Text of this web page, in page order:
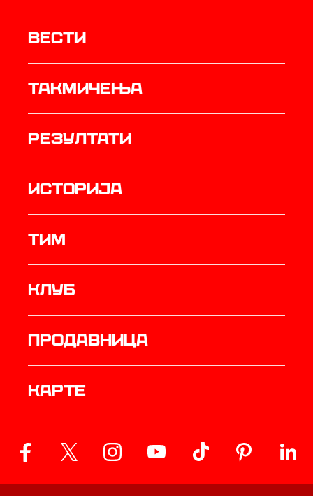
Вести
Такмичења
резултати
историја
ТИМ
Клуб
продавница
Карте